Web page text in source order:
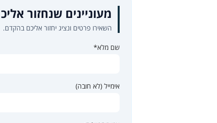
מעוניינים שנחזור
השאירו פרטים ונציג יחזור אליכם בהקדם.
שם מלא*
אימייל (לא חובה)